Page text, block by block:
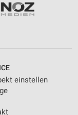
einstellen